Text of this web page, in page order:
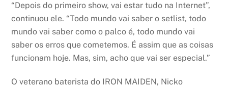
“Depois do primeiro show, vai estar tudo na Internet”,
continuou ele. “Todo mundo vai saber o setlist, todo
mundo vai saber como o palco é, todo mundo vai
saber os erros que cometemos. É assim que as coisas
funcionam hoje. Mas, sim, acho que vai ser especial.”
O veterano baterista do IRON MAIDEN, Nicko